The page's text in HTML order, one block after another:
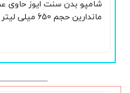
شامپو بدن سنت ایوز حاوی
ماندارین حجم 650 میلی لیتر